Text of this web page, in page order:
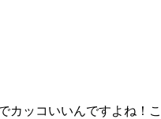
ッコいいんですよね！